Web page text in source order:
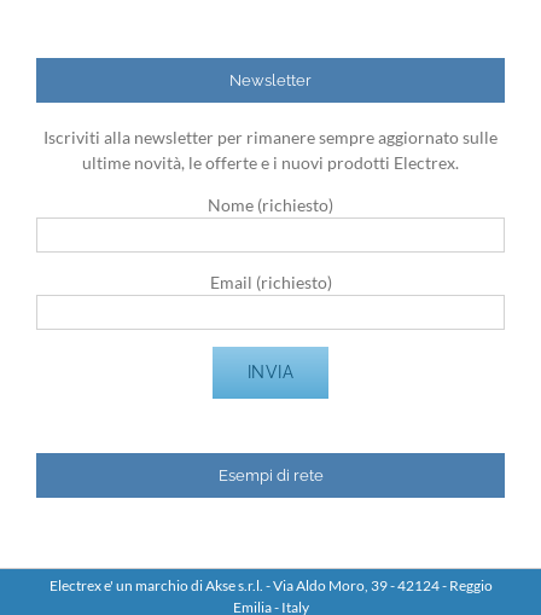
Newsletter
Iscriviti alla newsletter per rimanere sempre aggiornato sulle
ultime novità, le offerte e i nuovi prodotti Electrex.
Nome (richiesto)
Email (richiesto)
Esempi di rete
Electrex e' un marchio di Akse s.r.l. - Via Aldo Moro, 39 - 42124 - Reggio
Emilia - Italy